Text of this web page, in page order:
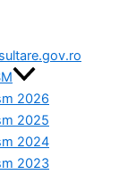
2026
2025
2024
2023